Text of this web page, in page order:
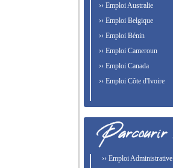
›› Emploi Australie
›› Emploi Belgique
›› Emploi Bénin
›› Emploi Cameroun
›› Emploi Canada
›› Emploi Côte d'Ivoire
›› Emploi Administrative